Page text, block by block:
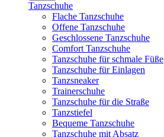
Tanzschuhe
Flache Tanzschuhe
Offene Tanzschuhe
Geschlossene Tanzschuhe
Comfort Tanzschuhe
Tanzschuhe für schmale Füße
Tanzschuhe für Einlagen
Tanzsneaker
Trainerschuhe
Tanzschuhe für die Straße
Tanzstiefel
Bequeme Tanzschuhe
Tanzschuhe mit Absatz